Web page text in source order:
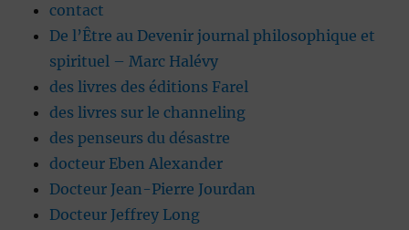
contact
De l’Être au Devenir journal philosophique et
spirituel – Marc Halévy
des livres des éditions Farel
des livres sur le channeling
des penseurs du désastre
docteur Eben Alexander
Docteur Jean-Pierre Jourdan
Docteur Jeffrey Long